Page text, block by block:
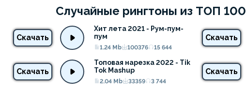
Случайные рингтоны из ТОП 100
Скачать
Хит лета 2021 - Рум-пум-
пум
1.24 Mb 100376 15 644
Скачать
Скачать
Топовая нарезка 2022 - Tik
Tok Mashup
2.04 Mb 33359 3 744
Скачать